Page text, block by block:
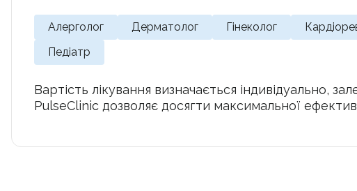
Алерголог Дерматолог Гінеколог
Педіатр
Вартість лікування визначається індивідуально,
PulseClinic дозволяє досягти максимальної